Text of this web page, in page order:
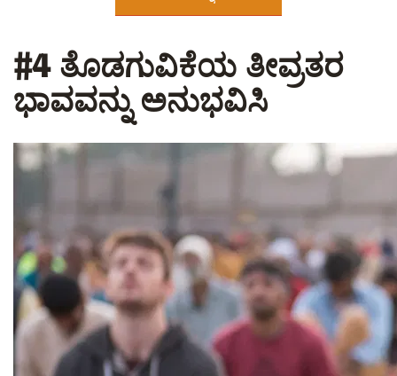
#4 ತೊಡಗುವಿಕೆಯ ತೀವ್ರತರ
ಭಾವವನ್ನು ಅನುಭವಿಸಿ